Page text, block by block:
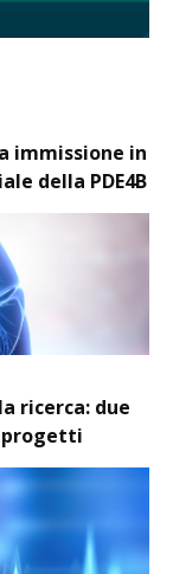
immissione in
della PDE4B
ricerca: due
progetti